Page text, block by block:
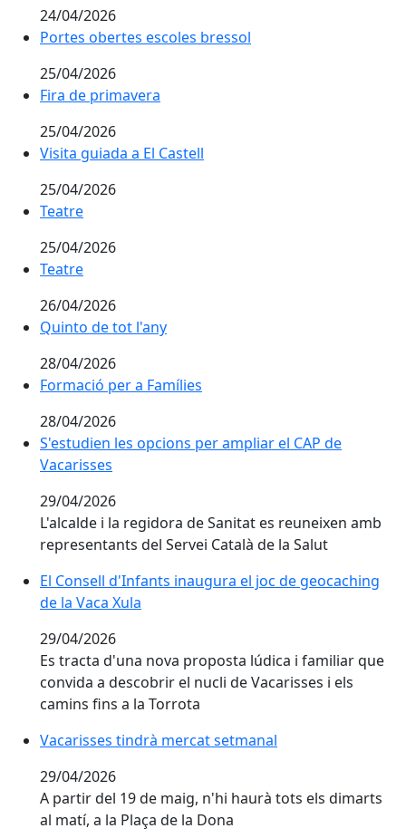
24/04/2026
Portes obertes escoles bressol
Portes obertes escoles bressol
25/04/2026
Fira de primavera
Fira de primavera
25/04/2026
Visita guiada a El Castell
Visita guiada a El Castell
25/04/2026
Teatre
Teatre
25/04/2026
Teatre
Teatre
26/04/2026
Quinto de tot l'any
Quinto de tot l'any
28/04/2026
Formació per a Famílies
Formació per a Famílies
28/04/2026
S'estudien les opcions per ampliar el CAP de
S'estudien les opcions per ampliar el CAP de
Vacarisses
29/04/2026
L'alcalde i la regidora de Sanitat es reuneixen amb
representants del Servei Català de la Salut
El Consell d'Infants inaugura el joc de geocaching de
El Consell d'Infants inaugura el joc de geocaching
de la Vaca Xula
29/04/2026
Es tracta d'una nova proposta lúdica i familiar que
convida a descobrir el nucli de Vacarisses i els
camins fins a la Torrota
Vacarisses tindrà mercat setmanal
Vacarisses tindrà mercat setmanal
29/04/2026
A partir del 19 de maig, n'hi haurà tots els dimarts
al matí, a la Plaça de la Dona